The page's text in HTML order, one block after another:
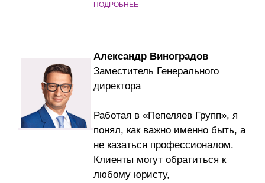
ПОДРОБНЕЕ
Александр Виноградов
Заместитель Генерального
директора
Работая в «Пепеляев Групп», я
понял, как важно именно быть, а
не казаться профессионалом.
Клиенты могут обратиться к
любому юристу,